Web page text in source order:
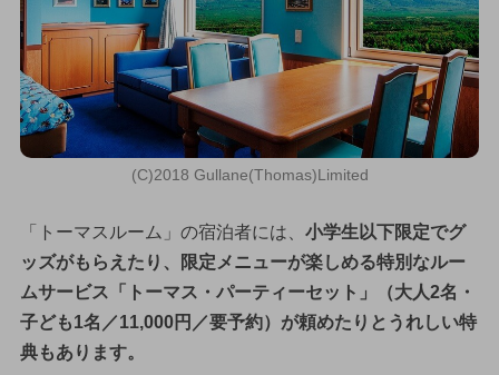
(C)2018 Gullane(Thomas)Limited
「トーマスルーム」の宿泊者には、 小学生以下限定でグ
ッズがもらえたり、限定メニューが楽しめる特別なルー
ムサービス「トーマス・パーティーセット」（大人2名・
子ども1名／11,000円／要予約）が頼めたりとうれしい特
典もあります。